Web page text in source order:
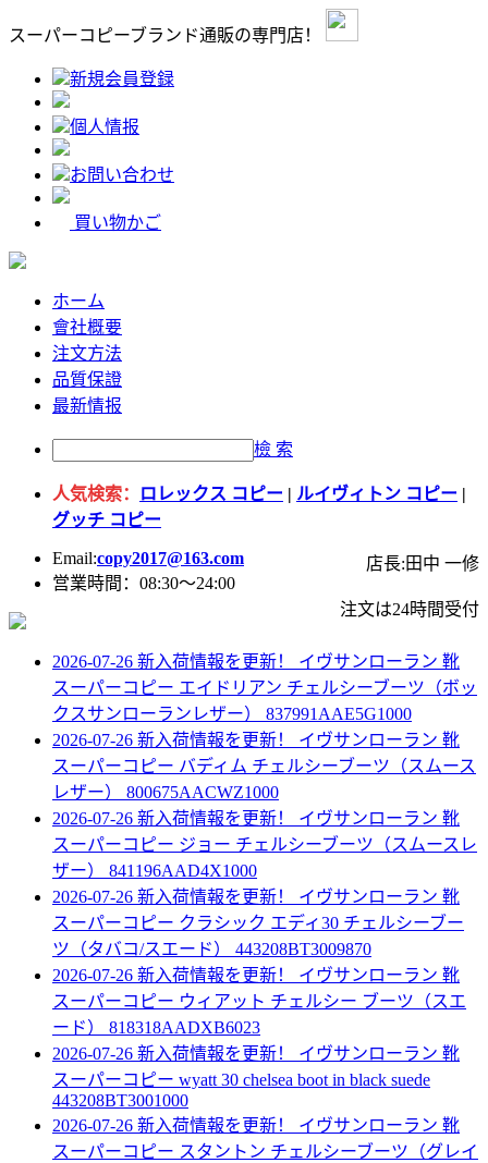
スーパーコピーブランド通販の専門店！
新規会員登録
個人情报
お問い合わせ
買い物かご
ホーム
會社概要
注文方法
品質保證
最新情报
檢 索
人気検索： ロレックス コピー | ルイヴィトン コピー |
グッチ コピー
Email:copy2017@163.com
店長:田中 一修
営業時間：08:30～24:00
注文は24時間受付
2026-07-26 新入荷情報を更新！ イヴサンローラン 靴
スーパーコピー エイドリアン チェルシーブーツ（ボッ
クスサンローランレザー） 837991AAE5G1000
2026-07-26 新入荷情報を更新！ イヴサンローラン 靴
スーパーコピー バディム チェルシーブーツ（スムース
レザー） 800675AACWZ1000
2026-07-26 新入荷情報を更新！ イヴサンローラン 靴
スーパーコピー ジョー チェルシーブーツ（スムースレ
ザー） 841196AAD4X1000
2026-07-26 新入荷情報を更新！ イヴサンローラン 靴
スーパーコピー クラシック エディ30 チェルシーブー
ツ（タバコ/スエード） 443208BT3009870
2026-07-26 新入荷情報を更新！ イヴサンローラン 靴
スーパーコピー ウィアット チェルシー ブーツ（スエ
ード） 818318AADXB6023
2026-07-26 新入荷情報を更新！ イヴサンローラン 靴
スーパーコピー wyatt 30 chelsea boot in black suede
443208BT3001000
2026-07-26 新入荷情報を更新！ イヴサンローラン 靴
スーパーコピー スタントン チェルシーブーツ（グレイ